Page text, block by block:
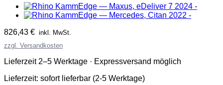
826,43 € inkl. MwSt.
zzgl. Versandkosten
Lieferzeit 2–5 Werktage · Expressversand möglich
Lieferzeit: sofort lieferbar (2-5 Werktage)